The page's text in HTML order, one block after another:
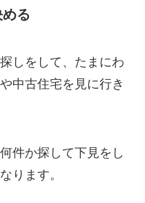
る
しをして、たまにわ
中古住宅を見に行き
件か探して下見をし
ります。